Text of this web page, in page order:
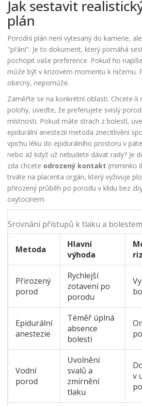
Jak sestavit
plán
Porodní plán není vytesaný do kamene,
"přání". Je to dokument, který pomáhá
pochopit vaše preference. Pokud ho
může být v krizovém momentu k ničemu.
obecný, nepomůže.
Zaměřte se na konkrétní oblasti. Chcete-li
polohy, uveďte, že preferujete svislý
místnosti. Pokud máte strach z bolestí,
epidurální anestezii metoda znecitlivění
vpichu léku do epidurálního prostoru v
nebo až když už nebudete dávat rady? Je
zda chcete odrozený kontakt (miminko
trváte na placenta orgán, který vyživuje
přirozený průběh po porodu v klidu bez
oxytocinem.
Srovnání přístupů k tlaku a bolestem
Metoda
Hlavní
výhoda
Přirozený
porod
Rychlejší
zotavení po
porodu
Epidurální
anestezie
Téměř úplná
absence
bolesti
Vodní
porod
Uvolnění
svalů a
zmírnění
tlaku
v